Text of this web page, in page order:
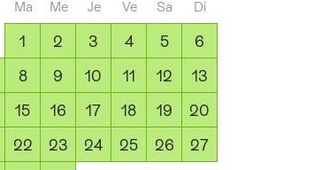
Ma Me Je Ve Sa Di
1 2 3 4 5
6
8 9 10 11 12
13
15 16 17 18 19
20
22 23 24 25 26
27